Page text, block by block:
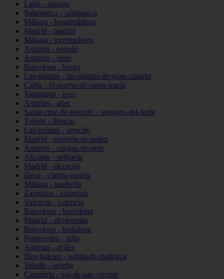
León - astorga
Salamanca - salamanca
Málaga - benalmádena
Madrid - madrid
Málaga - torremolinos
Asturias - oviedo
Asturias - siero
Barcelona - berga
Las-palmas - las-palmas-de-gran-canaria
Cádiz - el-puerto-de-santa-maría
Tarragona - reus
Asturias - aller
Santa-cruz-de-tenerife - santiago-del-teide
Toledo - illescas
Las-palmas - arrecife
Madrid - torrejón-de-ardoz
Asturias - cangas-de-onís
Alicante - orihuela
Madrid - alcorcón
álava - vitoria-gasteiz
Málaga - marbella
Zaragoza - zaragoza
Valencia - valencia
Barcelona - barcelona
Madrid - alcobendas
Barcelona - badalona
Pontevedra - lalín
Asturias - avilés
Illes-balears - palma-de-mallorca
Toledo - seseña
Cantabria - val-de-san-vicente